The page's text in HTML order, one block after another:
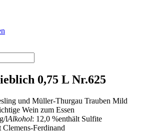
0,75 L Nr.625
und Müller-Thurgau Trauben Mild
Wein zum Essen
lAlkohol: 12,0 %enthält Sulfite
Ferdinand